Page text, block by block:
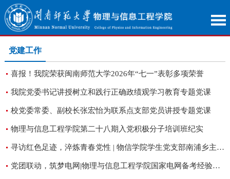
党建工作
喜报！我院荣获闽南师范大学2026年“七一”表彰多项荣誉
我院党委书记讲授树立和践行正确政绩观学习教育专题党课
校党委常委、副校长张宏怡为联系点支部党员讲授专题党课
物理与信息工程学院第二十八期入党积极分子培训班纪实
寻访红色足迹，淬炼青春党性 | 物信学院学生党支部南浦乡主题党日活动
党团联动，筑梦电网|物理与信息工程学院国家电网备考经验分享会圆满举行